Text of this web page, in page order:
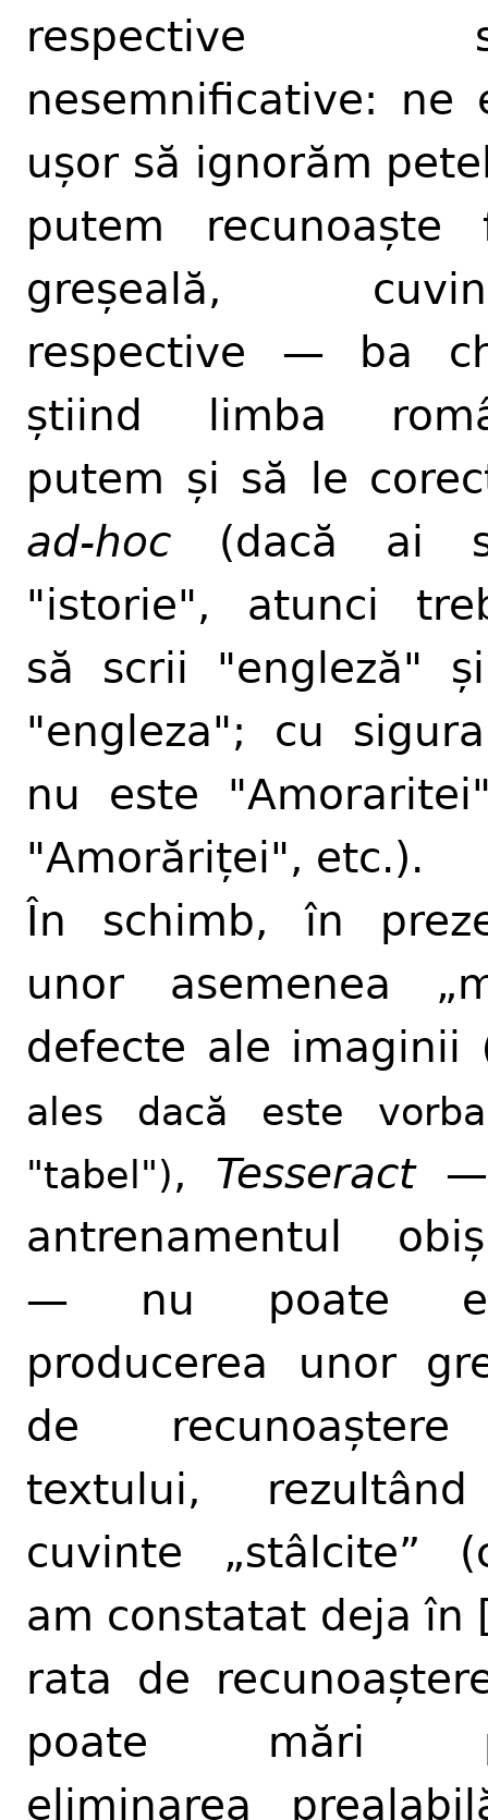
respective
nesemnificative: ne
ușor să ignorăm
putem recunoaște
greșeală,
respective — ba
știind limba
putem și să le
ad-hoc (dacă ai
"istorie", atunci
să scrii "engleză"
"engleza"; cu
nu este
"Amorăriței", etc.).
În schimb, în
unor asemenea
defecte ale imaginii
ales dacă este
"tabel"), Tesseract—
antrenamentul
— nu poate
producerea unor
de
textului,
cuvinte „stâlcite”
am constatat deja în
rata de
poate mări
eliminarea